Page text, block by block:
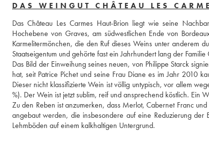
DAS WEINGUT CHÂTEAU LES
Das Château Les Carmes Haut-Brion liegt wie seine
Hochebene von Graves, am südwestlichen Ende von
Karmelitermönchen, die den Ruf dieses Weins unter anderem
Staatseigentum und gehörte fast ein Jahrhundert lang der Familie
Das Bild der Einweihung seines neuen, von Philippe Starck
hat, seit Patrice Pichet und seine Frau Diane es im Jahr 2010
Dieser nicht klassifizierte Wein ist völlig untypisch, vor allem
%). Der Wein ist jetzt sublim, reif und ansprechend köstlich. Ein
Zu den Reben ist anzumerken, dass Merlot, Cabernet Franc
angebaut werden, die insbesondere auf eine Reduzierung
Lehmböden auf einem kalkhaltigen Untergrund.